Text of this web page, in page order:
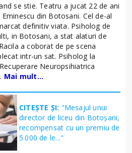
se stie. Teatru a jucat 22 de ani
din Botosani. Cel de-al
definitiv viata. Psiholog de
in Botosani, a stat alaturi de
a coborat de pe scena
intr-un sat. Psiholog la
Neuropsihiatrica
Mai mult...
CITEȘTE ȘI: "Mesajul unui
director de liceu din Botoșani,
recompensat cu un premiu de
5.000 de le..."